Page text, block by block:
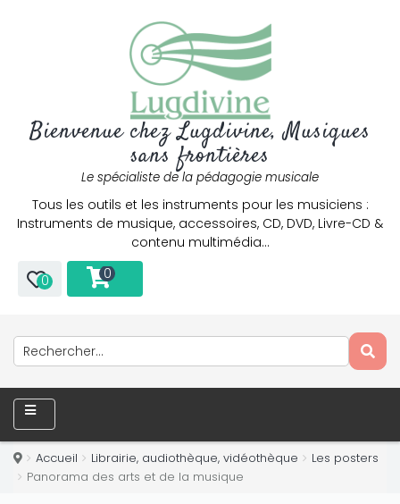
Bienvenue chez Lugdivine, Musiques
sans frontières
Le spécialiste de la pédagogie musicale
Tous les outils et les instruments pour les musiciens :
Instruments de musique, accessoires, CD, DVD, Livre-CD &
contenu multimédia…
0 0
Accueil Librairie, audiothèque, vidéothèque
Les posters
Panorama des arts et de la musique